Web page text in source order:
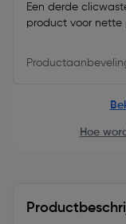
Een derde
product voor nette
Hoe